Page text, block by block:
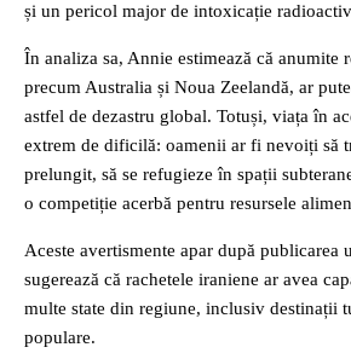
și un pericol major de intoxicație
În analiza sa, Annie estimează că anumite
precum Australia și Noua Zeelandă, ar
astfel de dezastru global. Totuși, viața în
extrem de dificilă: oamenii ar fi nevoiți să
prelungit, să se refugieze în spații
o competiție acerbă pentru resursele
Aceste avertismente apar după publicarea
sugerează că rachetele iraniene ar avea
multe state din regiune, inclusiv destinații
populare.